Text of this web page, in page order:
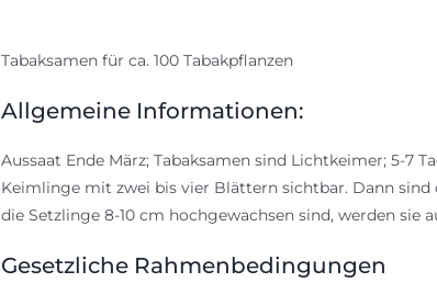
Tabaksamen für ca. 100 Tabakpflanzen
Allgemeine Informationen:
Aussaat Ende März; Tabaksamen sind Lichtkeimer; 5-7
Keimlinge mit zwei bis vier Blättern sichtbar. Dann
die Setzlinge 8-10 cm hochgewachsen sind, werden sie
Gesetzliche Rahmenbedingungen